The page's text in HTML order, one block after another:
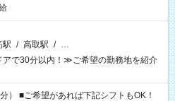
駅 / 高取駅 / …
で30分以内！≫ご希望の勤務地を紹介
もOK！